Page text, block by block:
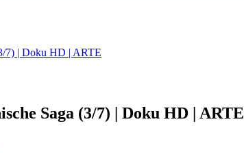
7) | Doku HD | ARTE
Saga (3/7) | Doku HD | ARTE